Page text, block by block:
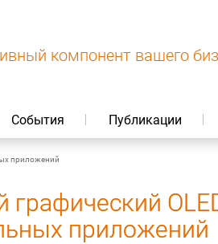
компонент вашего
События Публикации
приложений
графический
приложений